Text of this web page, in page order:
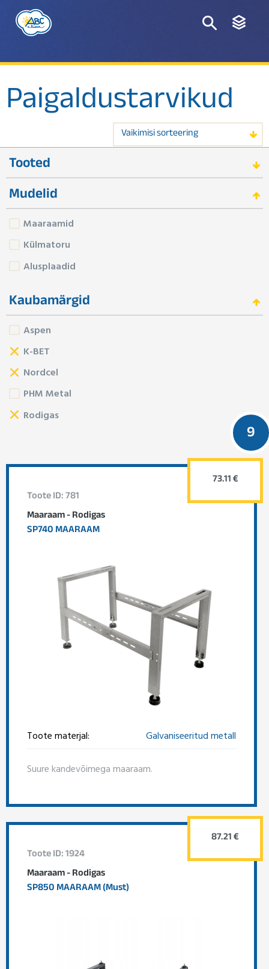
Paigaldustarvikud
Vaikimisi sorteering
Tooted
Mudelid
Maaraamid
Külmatoru
Alusplaadid
Kaubamärgid
Aspen
K-BET
Nordcel
PHM Metal
Rodigas
9
Toote ID: 781
Maaraam - Rodigas
SP740 MAARAAM
Toote materjal: Galvaniseeritud metall
Suure kandevõimega maaraam.
73.11 €
Toote ID: 1924
Maaraam - Rodigas
SP850 MAARAAM (Must)
87.21 €